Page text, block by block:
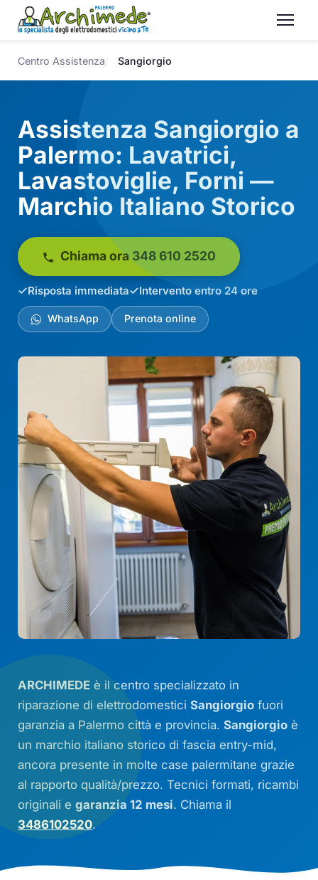
Centro Assistenza Sangiorgio
Assistenza Sangiorgio a
Palermo: Lavatrici,
Lavastoviglie, Forni —
Marchio Italiano Storico
Chiama ora 348 610 2520
Risposta immediata Intervento entro 24 ore
WhatsApp Prenota online
ARCHIMEDE è il centro specializzato in
riparazione di elettrodomesticiSangiorgio fuori
garanzia a Palermo città e provincia.Sangiorgio è
un marchio italiano storico di fascia entry-mid,
ancora presente in molte case palermitane grazie
al rapporto qualità/prezzo. Tecnici formati, ricambi
originali egaranzia 12 mesi. Chiama il
3486102520.